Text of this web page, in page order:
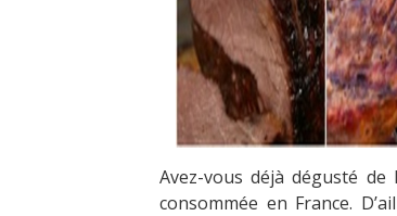
Avez-vous déjà dégusté de
consommée en France.